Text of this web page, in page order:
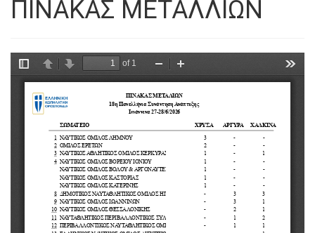
ΠΙΝΑΚΑΣ ΜΕΤΑΛΛΙΩΝ